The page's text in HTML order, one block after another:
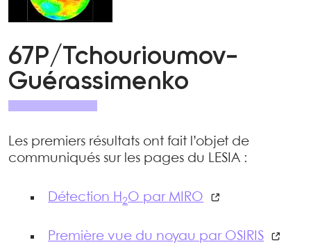
67P/Tchourioumov-
Guérassimenko
Les premiers résultats ont fait l’objet de
communiqués sur les pages du LESIA :
Détection H 2O par MIRO
Première vue du noyau par OSIRIS